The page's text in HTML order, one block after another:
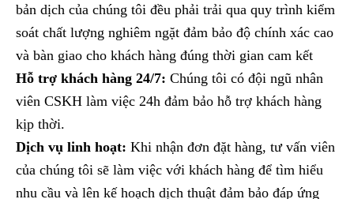
bản dịch của chúng tôi đều phải trải qua quy trình kiểm
soát chất lượng nghiêm ngặt đảm bảo độ chính xác cao
và bàn giao cho khách hàng đúng thời gian cam kết
Hỗ trợ khách hàng 24/7: Chúng tôi có đội ngũ nhân
viên CSKH làm việc 24h đảm bảo hỗ trợ khách hàng
kịp thời.
Dịch vụ linh hoạt: Khi nhận đơn đặt hàng, tư vấn viên
của chúng tôi sẽ làm việc với khách hàng để tìm hiểu
nhu cầu và lên kế hoạch dịch thuật đảm bảo đáp ứng